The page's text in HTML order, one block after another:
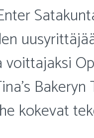
kokevat